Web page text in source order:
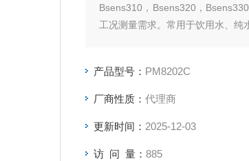
Bsens310，Bsens320，
工况测量需求。常用于饮用水、纯
产品型号： PM8202C
厂商性质： 代理商
更新时间： 2025-12-03
访 问 量： 885